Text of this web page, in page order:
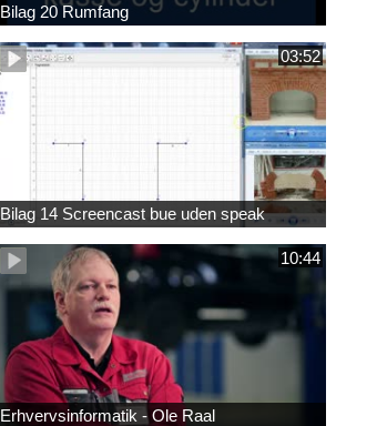
Bilag 20 Rumfang
03:52
Bilag 14 Screencast bue uden speak
10:44
Erhvervsinformatik - Ole Raal